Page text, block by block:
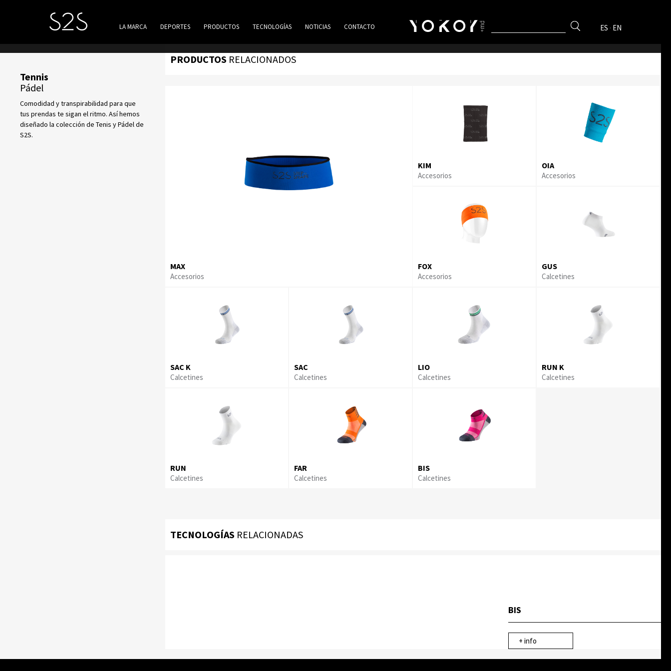
LA MARCA DEPORTES PRODUCTOS TECNOLOGÍAS NOTICIAS CONTACTO ES · EN
Tennis
Pádel
Comodidad y transpirabilidad para que
tus prendas te sigan el ritmo. Así hemos
diseñado la colección de Tenis y Pádel de
S2S.
PRODUCTOS RELACIONADOS
MAX
Accesorios
KIM
Accesorios
OIA
Accesorios
FOX
Accesorios
GUS
Calcetines
SAC K
Calcetines
SAC
Calcetines
LIO
Calcetines
RUN K
Calcetines
RUN
Calcetines
FAR
Calcetines
BIS
Calcetines
TECNOLOGÍAS RELACIONADAS
BIS
+ info